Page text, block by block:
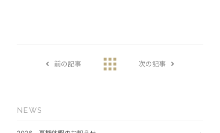
前の記事 次の記事
NEWS